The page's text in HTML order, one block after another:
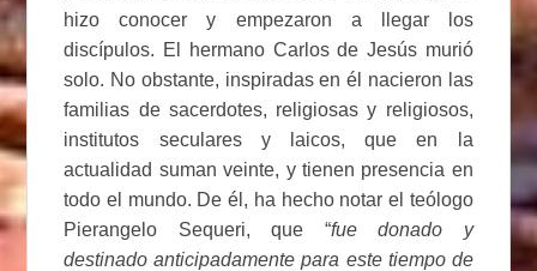
hizo conocer y empezaron a llegar los
discípulos. El hermano Carlos de Jesús murió
solo. No obstante, inspiradas en él nacieron las
familias de sacerdotes, religiosas y religiosos,
institutos seculares y laicos, que en la
actualidad suman veinte, y tienen presencia en
todo el mundo. De él, ha hecho notar el teólogo
Pierangelo Sequeri, que “fue donado y
destinado anticipadamente para este tiempo de